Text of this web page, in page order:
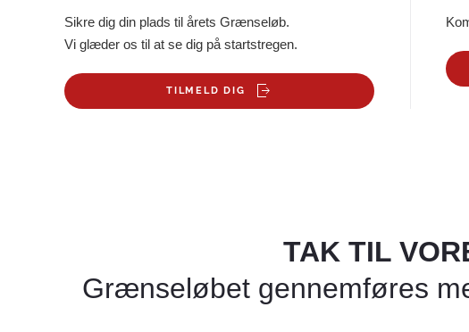
Sikre dig din plads til årets Grænseløb.
Vi glæder os til at se dig på startstregen.
TILMELD DIG
TAK TIL
Grænseløbet gennemføres